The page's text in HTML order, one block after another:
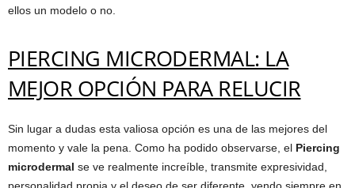
ellos un modelo o no.
PIERCING MICRODERMAL: LA
MEJOR OPCIÓN PARA RELUCIR
Sin lugar a dudas esta valiosa opción es una de las mejores del
momento y vale la pena. Como ha podido observarse, el Piercing
microdermal se ve realmente increíble, transmite expresividad,
personalidad propia y el deseo de ser diferente, yendo siempre en